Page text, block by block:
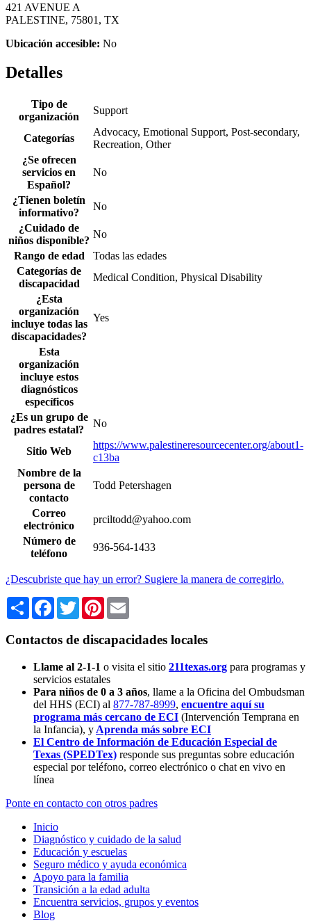
421 AVENUE A
PALESTINE, 75801, TX
Ubicación accesible: No
Detalles
Tipo de
organización
Support
Categorías
Advocacy, Emotional Support, Post-secondary,
Recreation, Other
¿Se ofrecen
servicios en
Español?
No
¿Tienen boletín
informativo?
No
¿Cuidado de
niños disponible?
No
Rango de edad
Todas las edades
Categorías de
discapacidad
Medical Condition, Physical Disability
¿Esta
organización
incluye todas las
discapacidades?
Yes
Esta
organización
incluye estos
diagnósticos
específicos
¿Es un grupo de
padres estatal?
No
Sitio Web
https://www.palestineresourcecenter.org/about1-
c13ba
Nombre de la
persona de
contacto
Todd Petershagen
Correo
electrónico
prciltodd@yahoo.com
Número de
teléfono
936-564-1433
¿Descubriste que hay un error? Sugiere la manera de corregirlo.
Share Facebook
TwitterPinterest
Contactos de discapacidades locales
Llame al 2-1-1 o visita el sitio 211texas.org para programas y
servicios estatales
Para niños de 0 a 3 años, llame a la Oficina del Ombudsman
del HHS (ECI) al 877-787-8999, encuentre aquí su
programa más cercano de ECI (Intervención Temprana en
la Infancia), y Aprenda más sobre ECI
El Centro de Información de Educación Especial de
Texas (SPEDTex) responde sus preguntas sobre educación
especial por teléfono, correo electrónico o chat en vivo en
línea
Ponte en contacto con otros padres
Inicio
Diagnóstico y cuidado de la salud
Educación y escuelas
Seguro médico y ayuda económica
Apoyo para la familia
Transición a la edad adulta
Encuentra servicios, grupos y eventos
Blog